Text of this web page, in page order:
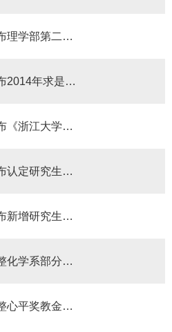
部发（2015）1号关于公布理学部第二届学术委员会委员名单的通知
部发（2014）6号关于公布2014年求是理学助学金获得者名单的通知
部发（2014）5号关于公布《浙江大学求是理学助学金实施细则》的通知
部发（2014）4号关于公布认定研究生招生资格教师名单的通知
部发（2014）3号关于公布新增研究生招生资格教师名单的通知
部发（2014）2号关于调整化学系部分研究所副所长的通知
部发（2014）1号关于调整心平奖教金理学部评审委员会部分成员的通知